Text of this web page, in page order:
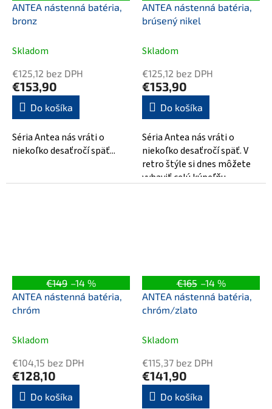
ANTEA nástenná batéria,
bronz
Skladom
€125,12 bez DPH
€153,90
Do košíka
Séria Antea nás vráti o
niekoľko desaťročí späť...
ANTEA nástenná batéria,
brúsený nikel
Skladom
€125,12 bez DPH
€153,90
Do košíka
Séria Antea nás vráti o
niekoľko desaťročí späť. V
retro štýle si dnes môžete
vybaviť celú kúpeľňu
€149 –14 %
ANTEA nástenná batéria,
chróm
Skladom
€104,15 bez DPH
€128,10
Do košíka
€165 –14 %
ANTEA nástenná batéria,
chróm/zlato
Skladom
€115,37 bez DPH
€141,90
Do košíka